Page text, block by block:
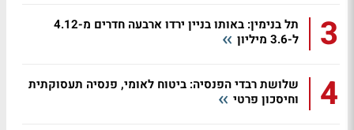
3
תל בנימין: באותו בניין ירדו ארבעה חדרים מ-4.12
ל-3.6 מיליון
4
שלושת רבדי הפנסיה: ביטוח לאומי, פנסיה תעסוקתית
וחיסכון פרטי